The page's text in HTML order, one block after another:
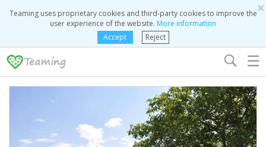
×
Teaming uses proprietary cookies and third-party cookies to improve the
user experience of the website. More information
Accept
Reject
☰